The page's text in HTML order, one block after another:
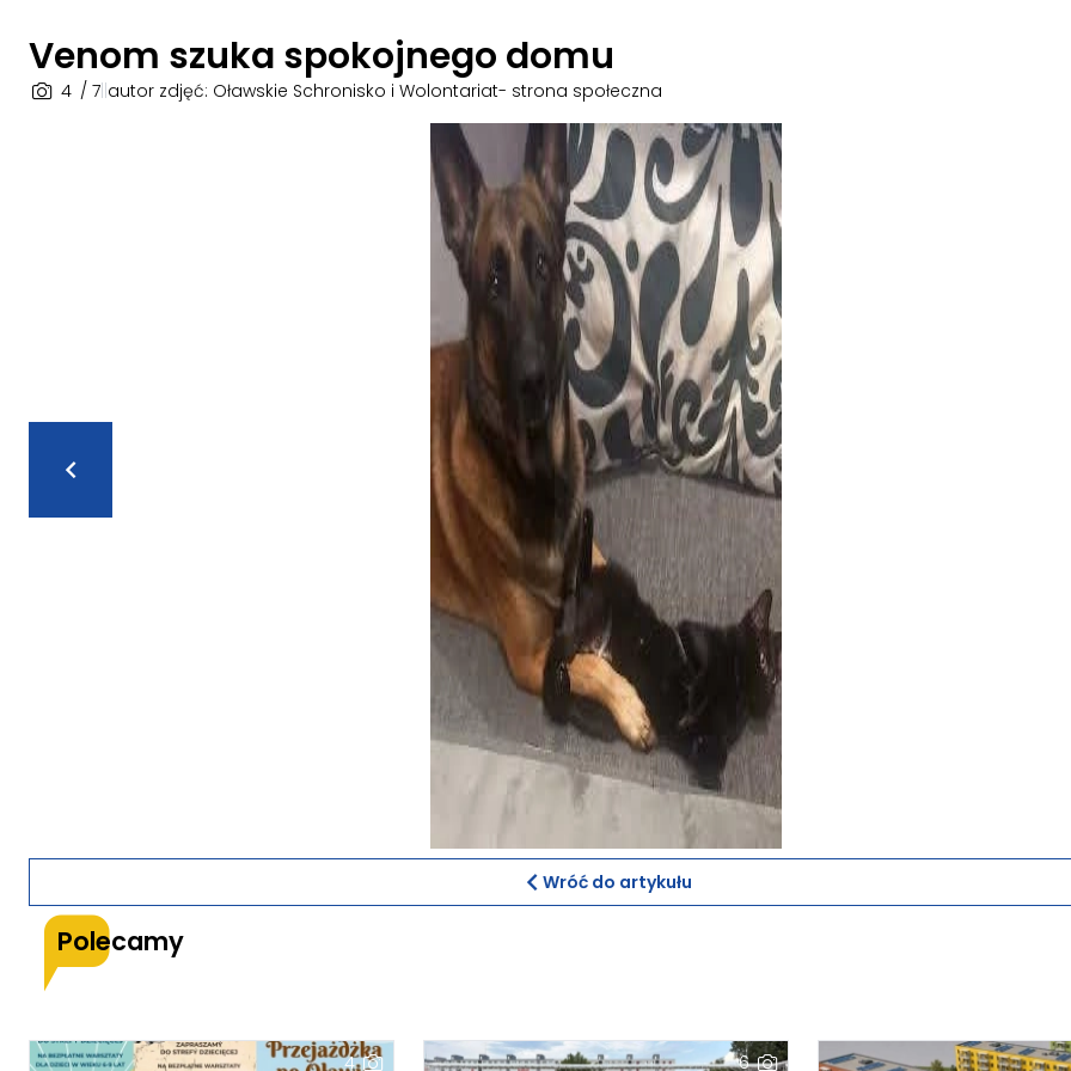
Venom szuka spokojnego domu
4 / 7| autor zdjęć: Oławskie Schronisko i Wolontariat- strona społeczna
Wróć do artykułu
Polecamy
4 6